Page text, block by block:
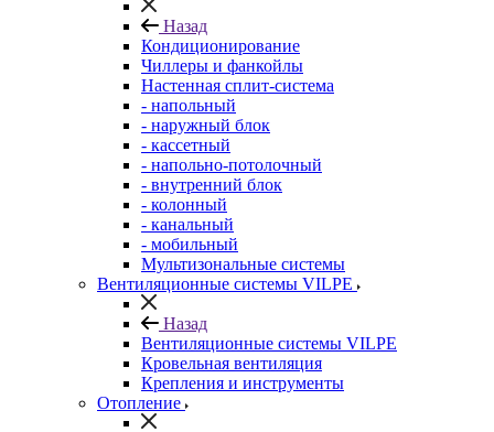
Назад
Кондиционирование
Чиллеры и фанкойлы
Настенная сплит-система
- напольный
- наружный блок
- кассетный
- напольно-потолочный
- внутренний блок
- колонный
- канальный
- мобильный
Мультизональные системы
Вентиляционные системы VILPE
Назад
Вентиляционные системы VILPE
Кровельная вентиляция
Крепления и инструменты
Отопление